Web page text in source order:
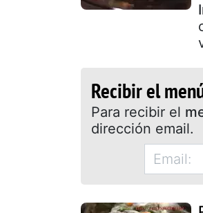
Recibir el
Para recibir el
dirección email.